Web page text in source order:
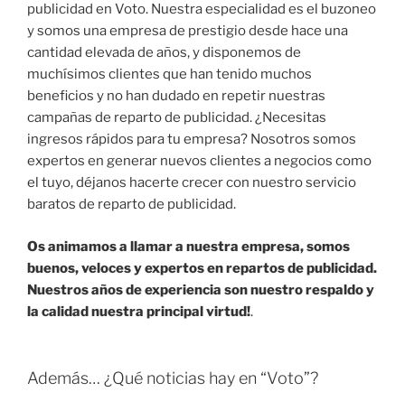
publicidad en Voto. Nuestra especialidad es el buzoneo
y somos una empresa de prestigio desde hace una
cantidad elevada de años, y disponemos de
muchísimos clientes que han tenido muchos
beneficios y no han dudado en repetir nuestras
campañas de reparto de publicidad. ¿Necesitas
ingresos rápidos para tu empresa? Nosotros somos
expertos en generar nuevos clientes a negocios como
el tuyo, déjanos hacerte crecer con nuestro servicio
baratos de reparto de publicidad.
Os animamos a llamar a nuestra empresa, somos
buenos, veloces y expertos en repartos de publicidad.
Nuestros años de experiencia son nuestro respaldo y
la calidad nuestra principal virtud!.
Además… ¿Qué noticias hay en “Voto”?